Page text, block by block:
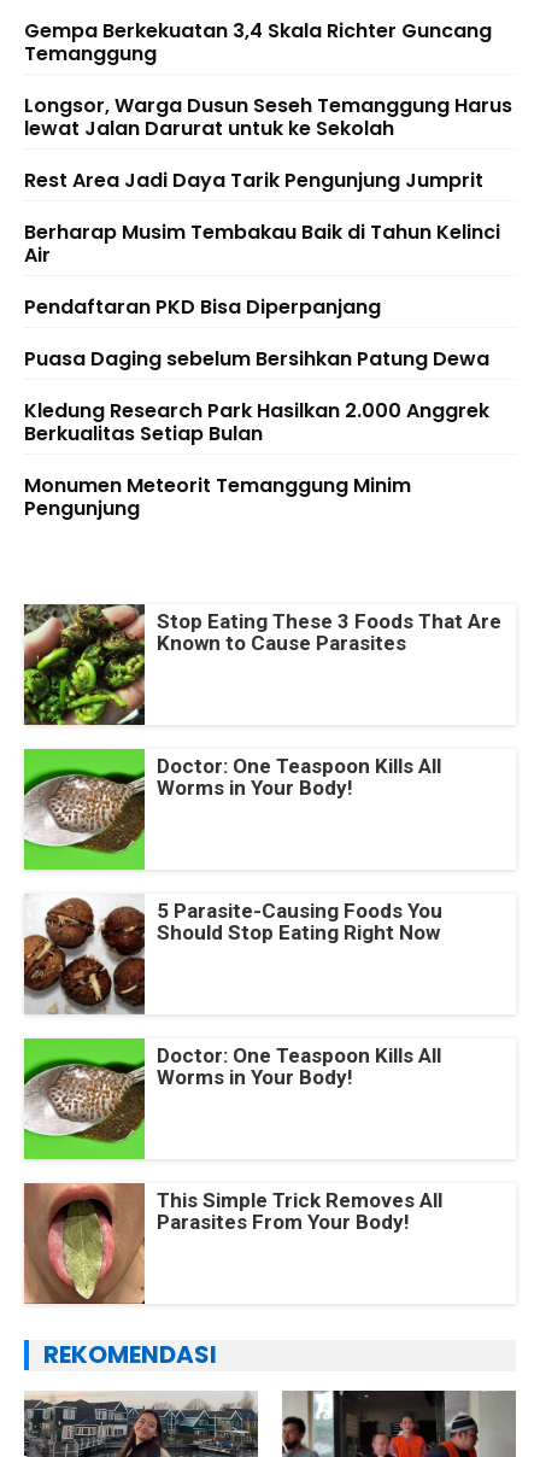
Gempa Berkekuatan 3,4 Skala Richter Guncang
Temanggung
Longsor, Warga Dusun Seseh Temanggung Harus
lewat Jalan Darurat untuk ke Sekolah
Rest Area Jadi Daya Tarik Pengunjung Jumprit
Berharap Musim Tembakau Baik di Tahun Kelinci
Air
Pendaftaran PKD Bisa Diperpanjang
Puasa Daging sebelum Bersihkan Patung Dewa
Kledung Research Park Hasilkan 2.000 Anggrek
Berkualitas Setiap Bulan
Monumen Meteorit Temanggung Minim
Pengunjung
Stop Eating These 3 Foods That Are
Known to Cause Parasites
Doctor: One Teaspoon Kills All
Worms in Your Body!
5 Parasite-Causing Foods You
Should Stop Eating Right Now
Doctor: One Teaspoon Kills All
Worms in Your Body!
This Simple Trick Removes All
Parasites From Your Body!
REKOMENDASI